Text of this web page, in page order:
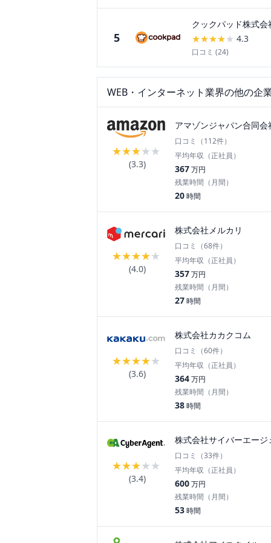
5
クックパッド株式会
★★★★★ 4.3
口コミ (24)
WEB・インターネット業界の他の企
★★★★★
(3.3)
アマゾンジャパン合同会
口コミ（112件）
平均年収（正社員）
367万円
残業時間（月間）
20時間
★★★★★
(4.0)
株式会社メルカリ
口コミ（68件）
平均年収（正社員）
357万円
残業時間（月間）
27時間
★★★★★
(3.6)
株式会社カカクコム
口コミ（60件）
平均年収（正社員）
364万円
残業時間（月間）
38時間
★★★★★
(3.4)
株式会社サイバーエージ
口コミ（33件）
平均年収（正社員）
600万円
残業時間（月間）
53時間